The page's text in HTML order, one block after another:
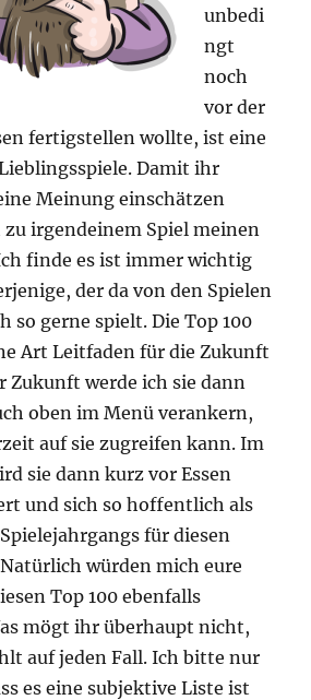
unbedi
ngt
noch
vor der
fertigstellen wollte, ist eine
Damit ihr
Meinung einschätzen
irgendeinem Spiel meinen
finde es ist immer wichtig
der da von den Spielen
so gerne spielt. Die Top 100
Art Leitfaden für die Zukunft
Zukunft werde ich sie dann
oben im Menü verankern,
auf sie zugreifen kann. Im
sie dann kurz vor Essen
und sich so hoffentlich als
für diesen
würden mich eure
Top 100 ebenfalls
mögt ihr überhaupt nicht,
auf jeden Fall. Ich bitte nur
es eine subjektive Liste ist